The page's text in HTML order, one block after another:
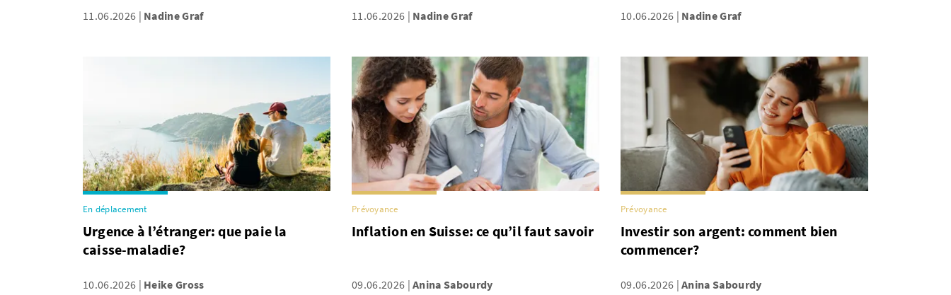
11.06.2026 Nadine Graf 11.06.2026 Nadine Graf 10.06.2026 Nadine Graf
En déplacement
Urgence à l’étranger: que paie la
caisse-maladie?
10.06.2026 Heike Gross
Prévoyance
Inflation en Suisse: ce qu’il faut savoir
09.06.2026 Anina Sabourdy
Prévoyance
Investir son argent: comment bien
commencer?
09.06.2026 Anina Sabourdy